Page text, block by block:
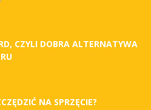
CZYLI DOBRA ALTERNATYWA
NA SPRZĘCIE?